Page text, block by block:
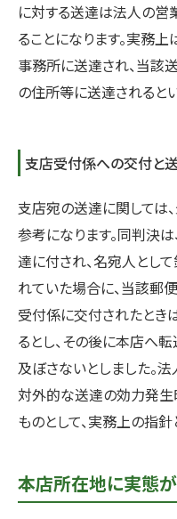
に対する送達は法人の営
ることになります。実務
事務所に送達され、当該
の住所等に送達されると
支店受付係への交付と
支店宛の送達に関しては
参考になります。同判決
達に付され、名宛人とし
れていた場合に、当該郵
受付係に交付されたとき
るとし、その後に本店へ
及ぼさないとしました。
対外的な送達の効力発生
ものとして、実務上の指針
本店所在地に実態